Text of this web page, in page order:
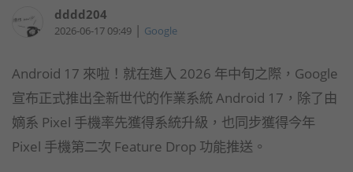
dddd204
2026-06-17 09:49 | Google
Android 17 來啦！就在進入 2026 年中旬之際，Google
宣布正式推出全新世代的作業系統 Android 17，除了由
嫡系 Pixel 手機率先獲得系統升級，也同步獲得今年
Pixel 手機第二次 Feature Drop 功能推送。